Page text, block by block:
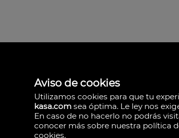
ark
Av.
Aviso de cookies
Utilizamos cookies para que tu
kasa.com sea óptima. Le ley nos
En caso de no hacerlo no podrás
conocer más sobre nuestra política
cookies.